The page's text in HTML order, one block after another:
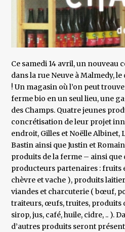
Ce samedi 14 avril, un nouveau
dans la rue Neuve à Malmedy,
! Un magasin où l’on peut
ferme bio en un seul lieu, une
des Champs. Quatre jeunes
concrétisation de leur projet
endroit, Gilles et Noëlle Albinet,
Bastin ainsi que Justin et
produits de la ferme – ainsi que
producteurs partenaires : fruits
chèvre et vache ), produits
viandes et charcuterie ( bœuf,
traiteurs, œufs, truites, produits
sirop, jus, café, huile, cidre, .. ).
d’autres produits seront